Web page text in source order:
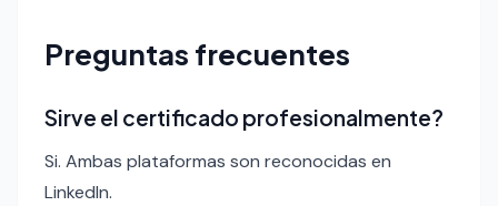
Preguntas frecuentes
Sirve el certificado profesionalmente?
Si. Ambas plataformas son reconocidas en
LinkedIn.